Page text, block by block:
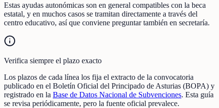
Estas ayudas autonómicas son en general compatibles con la beca
estatal, y en muchos casos se tramitan directamente a través del
centro educativo, así que conviene preguntar también en secretaría.
Verifica siempre el plazo exacto
Los plazos de cada línea los fija el extracto de la convocatoria
publicado en el Boletín Oficial del Principado de Asturias (BOPA) y
registrado en la Base de Datos Nacional de Subvenciones. Esta guía
se revisa periódicamente, pero la fuente oficial prevalece.